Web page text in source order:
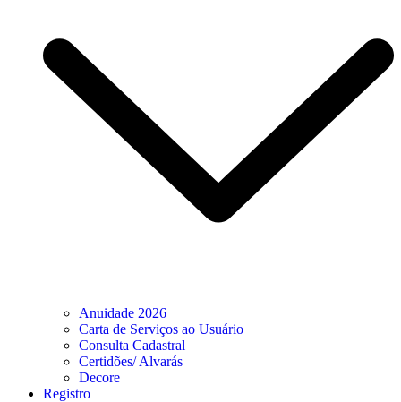
Anuidade 2026
Carta de Serviços ao Usuário
Consulta Cadastral
Certidões/ Alvarás
Decore
Registro